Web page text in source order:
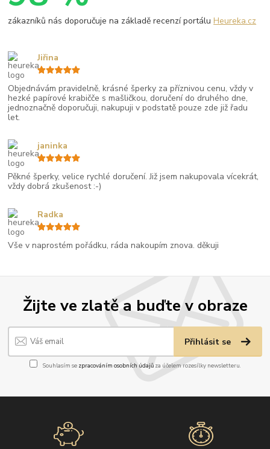
Žijte ve zlatě a buďte v obraze
Přihlásit se
Souhlasím se zpracováním osobních údajůza účelem rozesílky newsletteru.
zákazníků nás doporučuje na základě recenzí portáluHeureka.cz
Objednávám pravidelně, krásné šperky za příznivou cenu, vždy v
hezké papírové krabičče s mašličkou, doručení do druhého dne,
jednoznačně doporučuji, nakupuji v podstatě pouze zde již řadu
let.
Jiřina
Pěkné šperky, velice rychlé doručení. Již jsem nakupovala vícekrát,
vždy dobrá zkušenost :-)
janinka
Vše v naprostém pořádku, ráda nakoupím znova. děkuji
Radka